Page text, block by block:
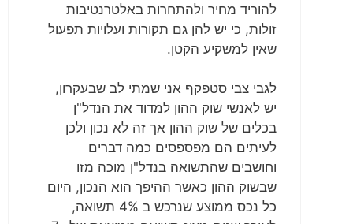
להוריד מחיר ולהתחרות באלטרנטיבות
זולות, כי יש להן גם תקורות ועלויות תפעול
שאין למשקיע הקטן.
לגבי צבי סטפקף אני שמתי לב שבעקרון,
יש לאנשי שוק ההון למדוד את הנדל"ן
בכלים של שוק ההון אך זה לא נכון ולכן
לעיתים הם מפספסים כמה דברים
וחושבים שהתשואה בנדל"ן מוכה מזו
שבשוק ההון כאשר ההיפך הוא הנכון, היום
כל נכס ממוצע שנרכש ב 4% תשואה,